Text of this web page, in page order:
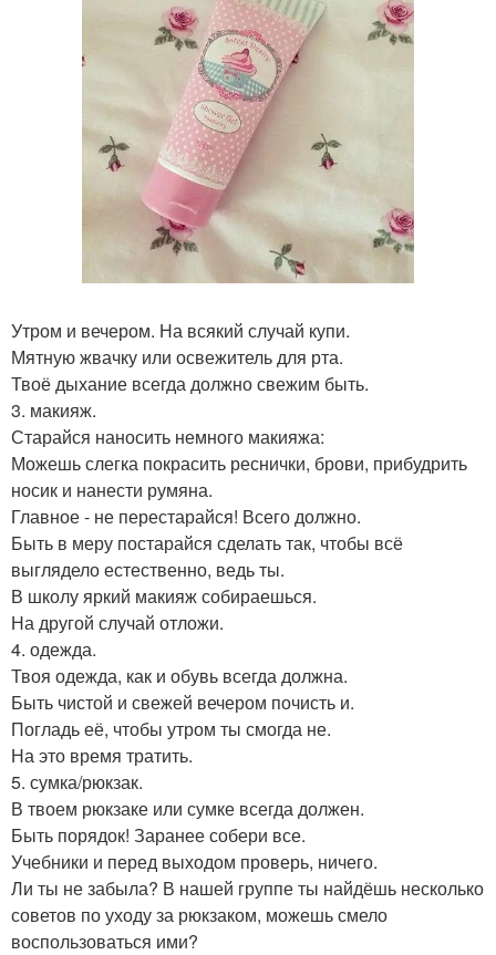
Утром и вечером. На всякий случай купи.
Мятную жвачку или освежитель для рта.
Твоё дыхание всегда должно свежим быть.
3. макияж.
Старайся наносить немного макияжа:
Можешь слегка покрасить реснички, брови, прибудрить
носик и нанести румяна.
Главное - не перестарайся! Всего должно.
Быть в меру постарайся сделать так, чтобы всё
выглядело естественно, ведь ты.
В школу яркий макияж собираешься.
На другой случай отложи.
4. одежда.
Твоя одежда, как и обувь всегда должна.
Быть чистой и свежей вечером почисть и.
Погладь её, чтобы утром ты смогда не.
На это время тратить.
5. сумка/рюкзак.
В твоем рюкзаке или сумке всегда должен.
Быть порядок! Заранее собери все.
Учебники и перед выходом проверь, ничего.
Ли ты не забыла? В нашей группе ты найдёшь несколько
советов по уходу за рюкзаком, можешь смело
воспользоваться ими?